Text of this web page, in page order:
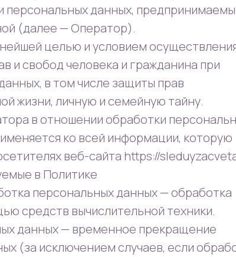
персональных данных,
(далее — Оператор).
целью и условием
и свобод человека и гражданина при
в том числе защиты прав
жизни, личную и семейную тайну.
в отношении обработки
ко всей информации, которую
веб-сайта https://
в Политике
персональных данных — обработка
средств вычислительной техники.
данных — временное прекращение
(за исключением случаев, если